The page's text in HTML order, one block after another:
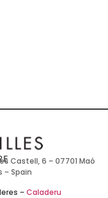
Castell, 6 – 07701 Maó
– Spain
– Caladeru